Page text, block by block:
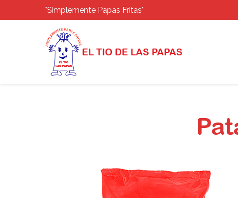
"Simplemente Papas Fritas"
EL TIO DE LAS PAPAS